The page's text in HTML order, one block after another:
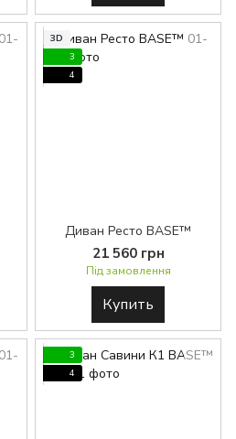
3D
3
4
Диван Ресто BASE™
21 560 грн
Під замовлення
Купить
3
4